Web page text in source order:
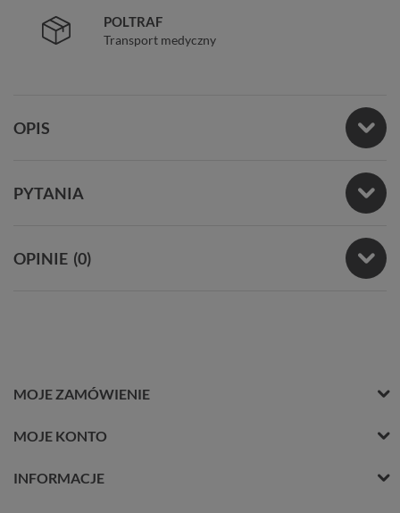
POLTRAF
Transport medyczny
OPIS
PYTANIA
OPINIE (0)
MOJE ZAMÓWIENIE
MOJE KONTO
INFORMACJE